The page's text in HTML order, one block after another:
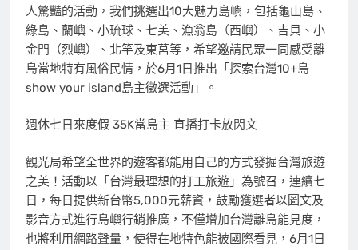
人驚豔的活動，我們挑選出10大魅力島嶼，包括龜山島、
綠島、蘭嶼、小琉球、七美、漁翁島（西嶼）、吉貝、小
金門（烈嶼）、北竿及東莒等，希望邀請民眾一同感受離
島當地特有風俗民情，於6月1日推出「探索台灣10+島
show your island島主徵選活動」。
週休七日來度假 35K當島主 直播打卡放閃文
觀光局希望全世界的遊客都能用自己的方式發掘台灣旅遊
之美！活動以「台灣最理想的打工旅遊」為號召，連續七
日，每日提供新台幣5,000元薪資，鼓勵獲選者以圖文及
影音方式進行島嶼行銷推廣，不僅增加台灣離島能見度，
也將利用網路聲量，使得在地特色能被國際看見，6月1日